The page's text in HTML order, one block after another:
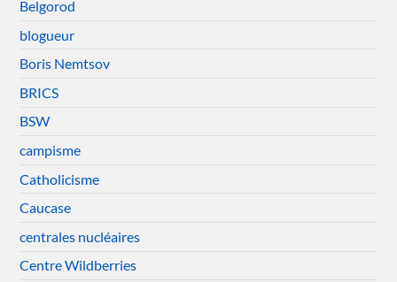
Belgorod
blogueur
Boris Nemtsov
BRICS
BSW
campisme
Catholicisme
Caucase
centrales nucléaires
Centre Wildberries